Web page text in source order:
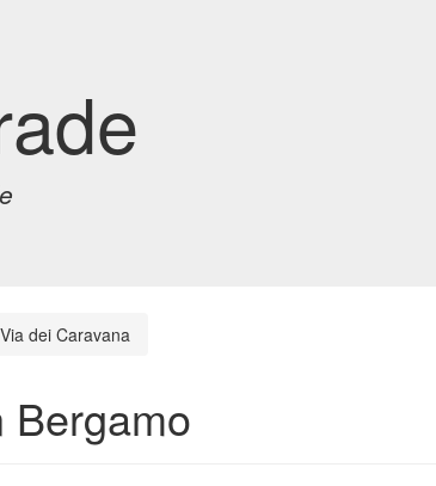
Via dei Caravana
Bergamo